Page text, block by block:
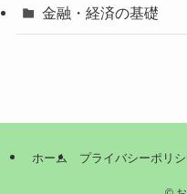
金融・経済の基礎
ホーム プライバシーポリ